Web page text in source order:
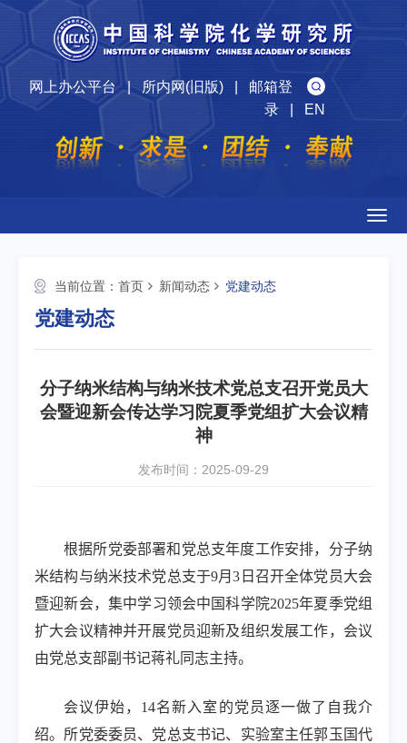
网上办公平台|所内网(旧版)| 邮箱登
录| EN
当前位置： 首页 新闻动态 党建动态
党建动态
分子纳米结构与纳米技术党总支召开党员大
会暨迎新会传达学习院夏季党组扩大会议精
神
发布时间：2025-09-29
根据所党委部署和党总支年度工作安排，分子纳
米结构与纳米技术党总支于9月3 日召开全体党员大会
暨迎新会，集中学习领会中国科学院2025年夏季党组
扩大会议精神并开展党员迎新及组织发展工作，会议
由党总支部副书记蒋礼同志主持。
会议伊始， 14名新入室的党员逐一做了自我介
绍。所党委委员、党总支书记、实验室主任郭玉国代